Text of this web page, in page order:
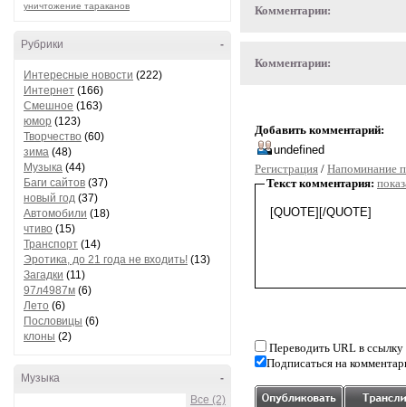
уничтожение тараканов
-
Рубрики
Интересные новости (222)
Интернет (166)
Смешное (163)
юмор (123)
Творчество (60)
зима (48)
Музыка (44)
Баги сайтов (37)
новый год (37)
Автомобили (18)
чтиво (15)
Транспорт (14)
Эротика, до 21 года не входить! (13)
Загадки (11)
97л4987м (6)
Лето (6)
Пословицы (6)
клоны (2)
-
Музыка
Все (2)
Комментарии:
Комментарии:
Добавить комментарий:
Регистрация / Напоминание
Текст комментария:
Переводить URL в ссылку
Подписаться на